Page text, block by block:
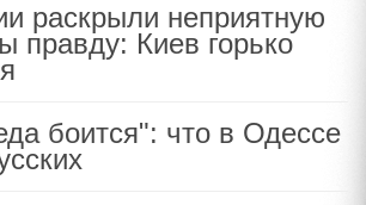
раскрыли неприятную
правду: Киев горько
боится": что в Одессе